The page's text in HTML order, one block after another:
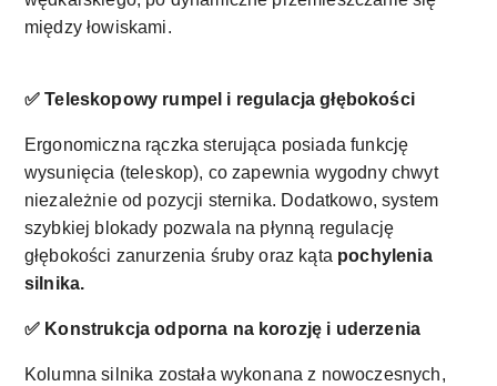
między łowiskami.
✅ Teleskopowy rumpel i regulacja głębokości
Ergonomiczna rączka sterująca posiada funkcję
wysunięcia (teleskop), co zapewnia wygodny chwyt
niezależnie od pozycji sternika. Dodatkowo, system
szybkiej blokady pozwala na płynną regulację
głębokości zanurzenia śruby oraz kąta pochylenia
silnika.
✅ Konstrukcja odporna na korozję i uderzenia
Kolumna silnika została wykonana z nowoczesnych,